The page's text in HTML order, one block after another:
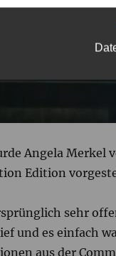
Angela
Edition
sehr
und es einfach
aus der